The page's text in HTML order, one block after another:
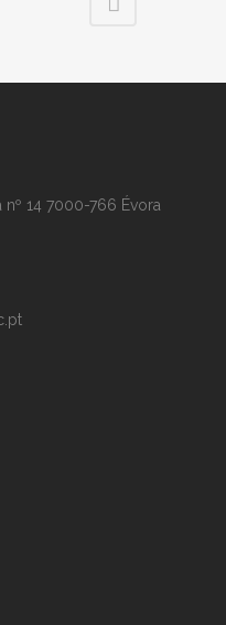
nº 14 7000-766 Évora